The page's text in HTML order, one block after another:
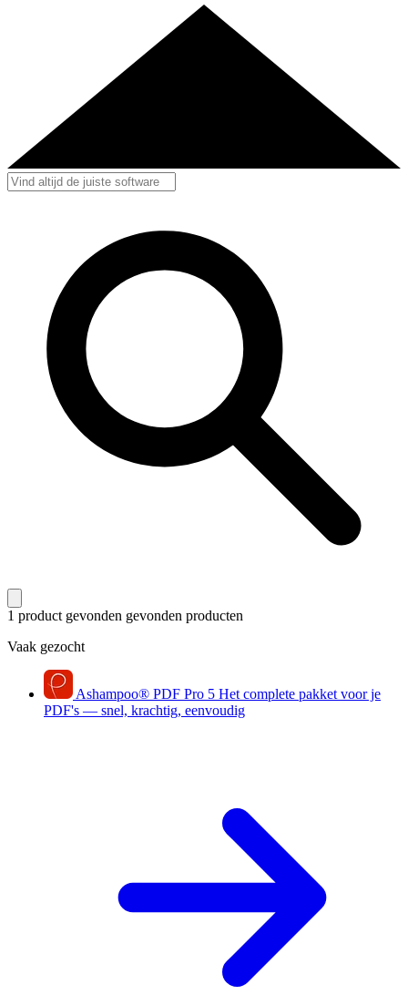
1 product gevonden gevonden producten
Vaak gezocht
Ashampoo® PDF Pro 5 Het complete pakket voor je
PDF's — snel, krachtig, eenvoudig